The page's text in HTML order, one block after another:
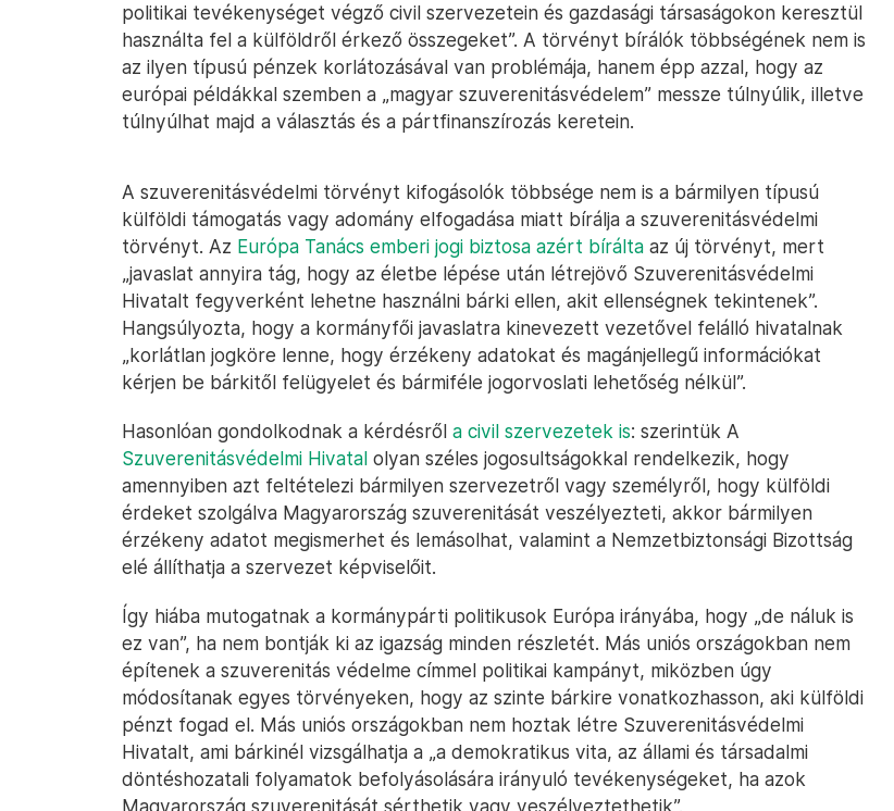
politikai tevékenységet végző civil szervezetein és gazdasági társaságokon keresztül
használta fel a külföldről érkező összegeket”. A törvényt bírálók többségének nem is
az ilyen típusú pénzek korlátozásával van problémája, hanem épp azzal, hogy az
európai példákkal szemben a „magyar szuverenitásvédelem” messze túlnyúlik, illetve
túlnyúlhat majd a választás és a pártfinanszírozás keretein.
A szuverenitásvédelmi törvényt kifogásolók többsége nem is a bármilyen típusú
külföldi támogatás vagy adomány elfogadása miatt bírálja a szuverenitásvédelmi
törvényt. Az Európa Tanács emberi jogi biztosa azért bírálta az új törvényt, mert
„javaslat annyira tág, hogy az életbe lépése után létrejövő Szuverenitásvédelmi
Hivatalt fegyverként lehetne használni bárki ellen, akit ellenségnek tekintenek”.
Hangsúlyozta, hogy a kormányfői javaslatra kinevezett vezetővel felálló hivatalnak
„korlátlan jogköre lenne, hogy érzékeny adatokat és magánjellegű információkat
kérjen be bárkitől felügyelet és bármiféle jogorvoslati lehetőség nélkül”.
Hasonlóan gondolkodnak a kérdésről a civil szervezetek is: szerintük A
Szuverenitásvédelmi Hivatal olyan széles jogosultságokkal rendelkezik, hogy
amennyiben azt feltételezi bármilyen szervezetről vagy személyről, hogy külföldi
érdeket szolgálva Magyarország szuverenitását veszélyezteti, akkor bármilyen
érzékeny adatot megismerhet és lemásolhat, valamint a Nemzetbiztonsági Bizottság
elé állíthatja a szervezet képviselőit.
Így hiába mutogatnak a kormánypárti politikusok Európa irányába, hogy „de náluk is
ez van”, ha nem bontják ki az igazság minden részletét. Más uniós országokban nem
építenek a szuverenitás védelme címmel politikai kampányt, miközben úgy
módosítanak egyes törvényeken, hogy az szinte bárkire vonatkozhasson, aki külföldi
pénzt fogad el. Más uniós országokban nem hoztak létre Szuverenitásvédelmi
Hivatalt, ami bárkinél vizsgálhatja a „a demokratikus vita, az állami és társadalmi
döntéshozatali folyamatok befolyásolására irányuló tevékenységeket, ha azok
Magyarország szuverenitását sérthetik vagy veszélyeztethetik”.